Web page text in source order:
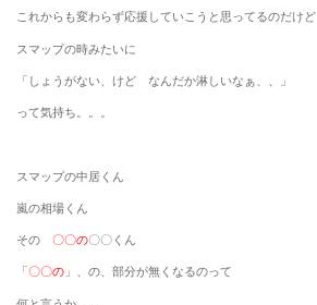
これからも変わらず応援していこうと思ってるのだけど
スマップの時みたいに
「しょうがない、けど なんだか淋しいなぁ、、」
って気持ち。。。
スマップの中居くん
嵐の相場くん
その 〇〇の〇〇くん
「 〇〇の 」、の、部分が無くなるのって